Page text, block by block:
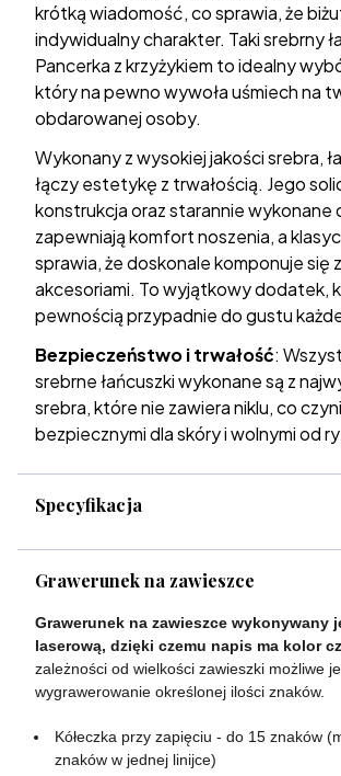
krótką wiadomość, co sprawia, że
indywidualny charakter. Taki srebrny
Pancerka z krzyżykiem to idealny
który na pewno wywoła uśmiech na
obdarowanej osoby.
Wykonany z wysokiej jakości srebra,
łączy estetykę z trwałością. Jego
konstrukcja oraz starannie wykonane
zapewniają komfort noszenia, a
sprawia, że doskonale komponuje się
akcesoriami. To wyjątkowy dodatek,
pewnością przypadnie do gustu
Bezpieczeństwo i trwałość:
srebrne łańcuszki wykonane są z
srebra, które nie zawiera niklu, co
bezpiecznymi dla skóry i wolnymi od
Specyfikacja
Grawerunek na zawieszce
Grawerunek na zawieszce wykonywany
laserową, dzięki czemu napis ma kolor
zależności od wielkości zawieszki możliwe
wygrawerowanie określonej ilości znaków.
Kółeczka przy zapięciu - do 15 znaków
znaków w jednej linijce)